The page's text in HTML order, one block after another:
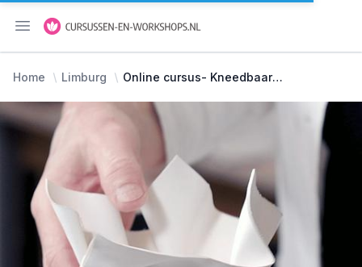
Menu openen
Home Limburg Online cursus- Kneedbaar papierporselein